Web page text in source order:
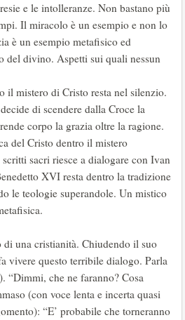
e le intolleranze. Non bastano più
Il miracolo è un esempio e non lo
è un esempio metafisico ed
del divino. Aspetti sui quali nessun
il mistero di Cristo resta nel silenzio.
di scendere dalla Croce la
corpo la grazia oltre la ragione.
del Cristo dentro il mistero
sacri riesce a dialogare con Ivan
XVI resta dentro la tradizione
le teologie superandole. Un mistico
di una cristianità. Chiudendo il suo
vivere questo terribile dialogo. Parla
“Dimmi, che ne faranno? Cosa
(con voce lenta e incerta quasi
“E’ probabile che torneranno